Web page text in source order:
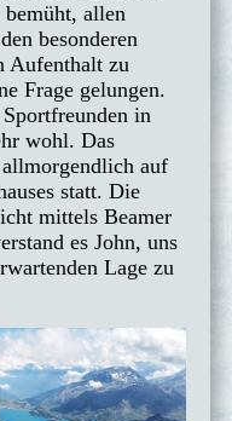
allen
besonderen
Aufenthalt zu
Frage gelungen.
in
wohl. Das
auf
statt. Die
mittels Beamer
es John, uns
Lage zu